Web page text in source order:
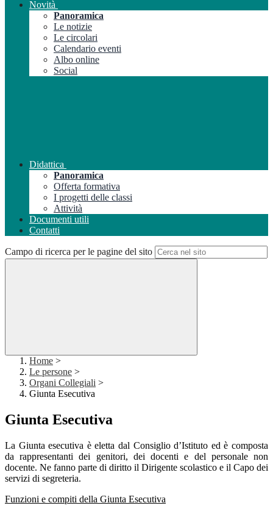
Novità
Panoramica
Le notizie
Le circolari
Calendario eventi
Albo online
Social
Didattica
Panoramica
Offerta formativa
I progetti delle classi
Attività
Documenti utili
Contatti
Campo di ricerca per le pagine del sito
Home >
Le persone >
Organi Collegiali >
Giunta Esecutiva
Giunta Esecutiva
La Giunta esecutiva è eletta dal Consiglio d’Istituto ed è composta
da rappresentanti dei genitori, dei docenti e del personale non
docente. Ne fanno parte di diritto il Dirigente scolastico e il Capo dei
servizi di segreteria.
Funzioni e compiti della Giunta Esecutiva